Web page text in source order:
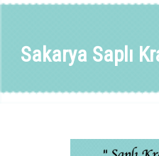
Sakarya Saplı